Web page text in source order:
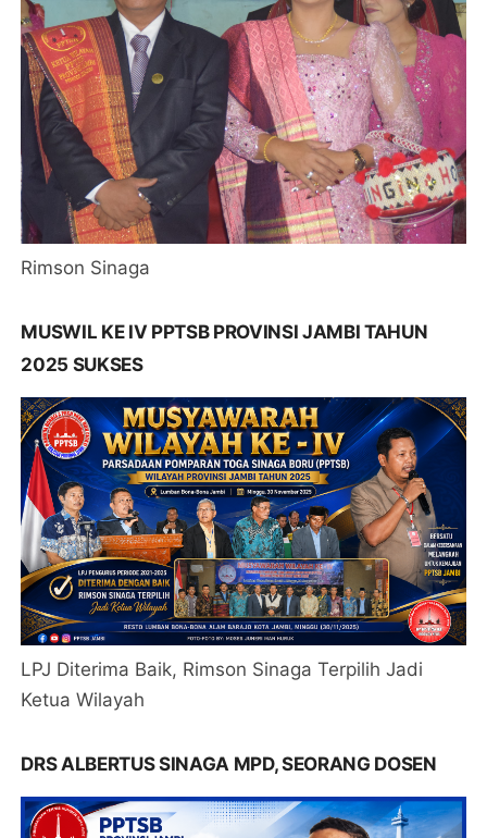
Rimson Sinaga
MUSWIL KE IV PPTSB PROVINSI JAMBI TAHUN
2025 SUKSES
LPJ Diterima Baik, Rimson Sinaga Terpilih Jadi
Ketua Wilayah
DRS ALBERTUS SINAGA MPD, SEORANG DOSEN